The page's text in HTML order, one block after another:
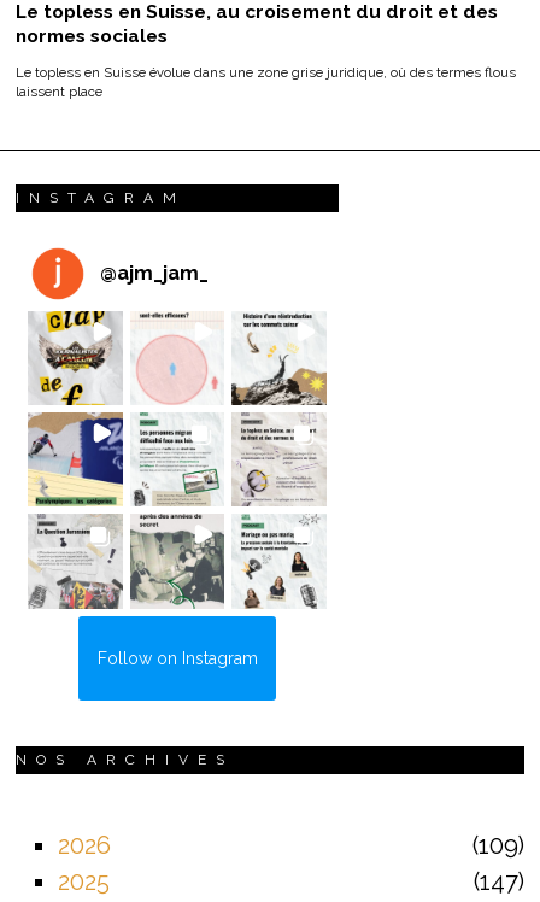
Le topless en Suisse, au croisement du droit et des
normes sociales
Le topless en Suisse évolue dans une zone grise juridique, où des termes flous
laissent place
INSTAGRAM
@ajm_jam_
Follow on Instagram
NOS ARCHIVES
2026
109
2025
147